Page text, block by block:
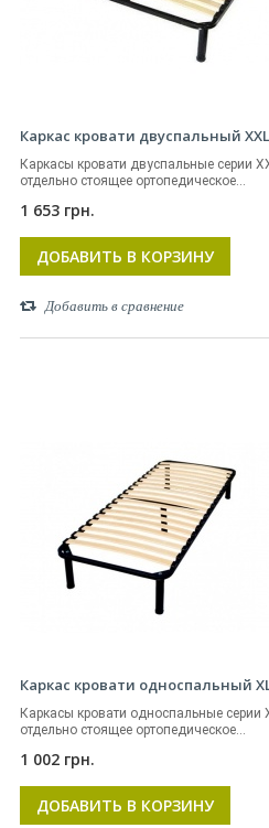
Каркас кровати двуспальный XXL
Каркасы кровати двуспальные серии
отдельно стоящее ортопедическое...
1 653 грн.
ДОБАВИТЬ В КОРЗИНУ
Добавить в сравнение
Каркас кровати односпальный
Каркасы кровати односпальные серии
отдельно стоящее ортопедическое...
1 002 грн.
ДОБАВИТЬ В КОРЗИНУ